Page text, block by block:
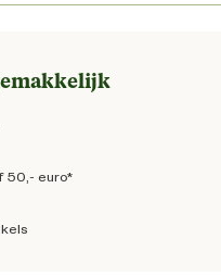
50,- euro*